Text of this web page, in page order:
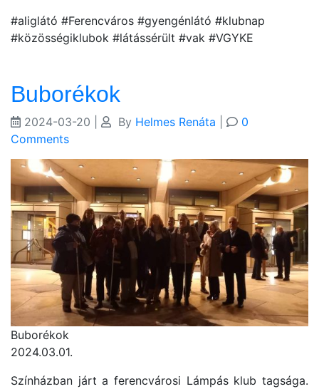
#aliglátó #Ferencváros #gyengénlátó #klubnap
#közösségiklubok #látássérült #vak #VGYKE
Buborékok
2024-03-20 By Helmes Renáta
0
Comments
Buborékok
2024.03.01.
Színházban járt a ferencvárosi Lámpás klub tagsága.